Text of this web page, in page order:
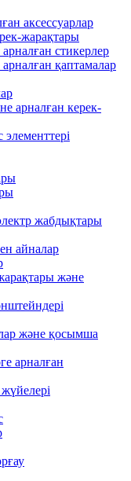
аксессуарлар
жарақтары
стикерлер
қаптамалар
арналған керек-
жабдықтары
айналар
және
және қосымша
арналған